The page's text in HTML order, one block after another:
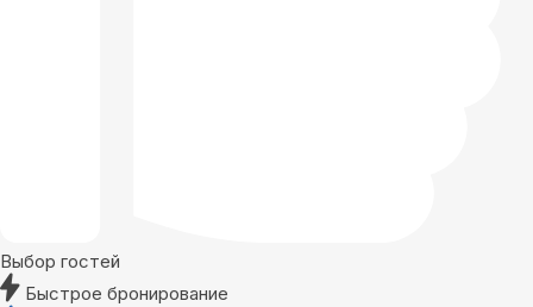
Выбор гостей
Быстрое бронирование